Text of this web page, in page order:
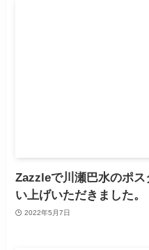
Zazzleで川瀬巴水のポ
い上げいただきました。
2022年5月7日